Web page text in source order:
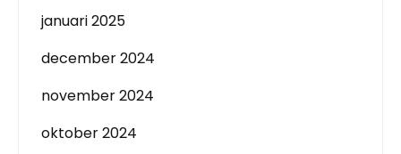
januari 2025
december 2024
november 2024
oktober 2024